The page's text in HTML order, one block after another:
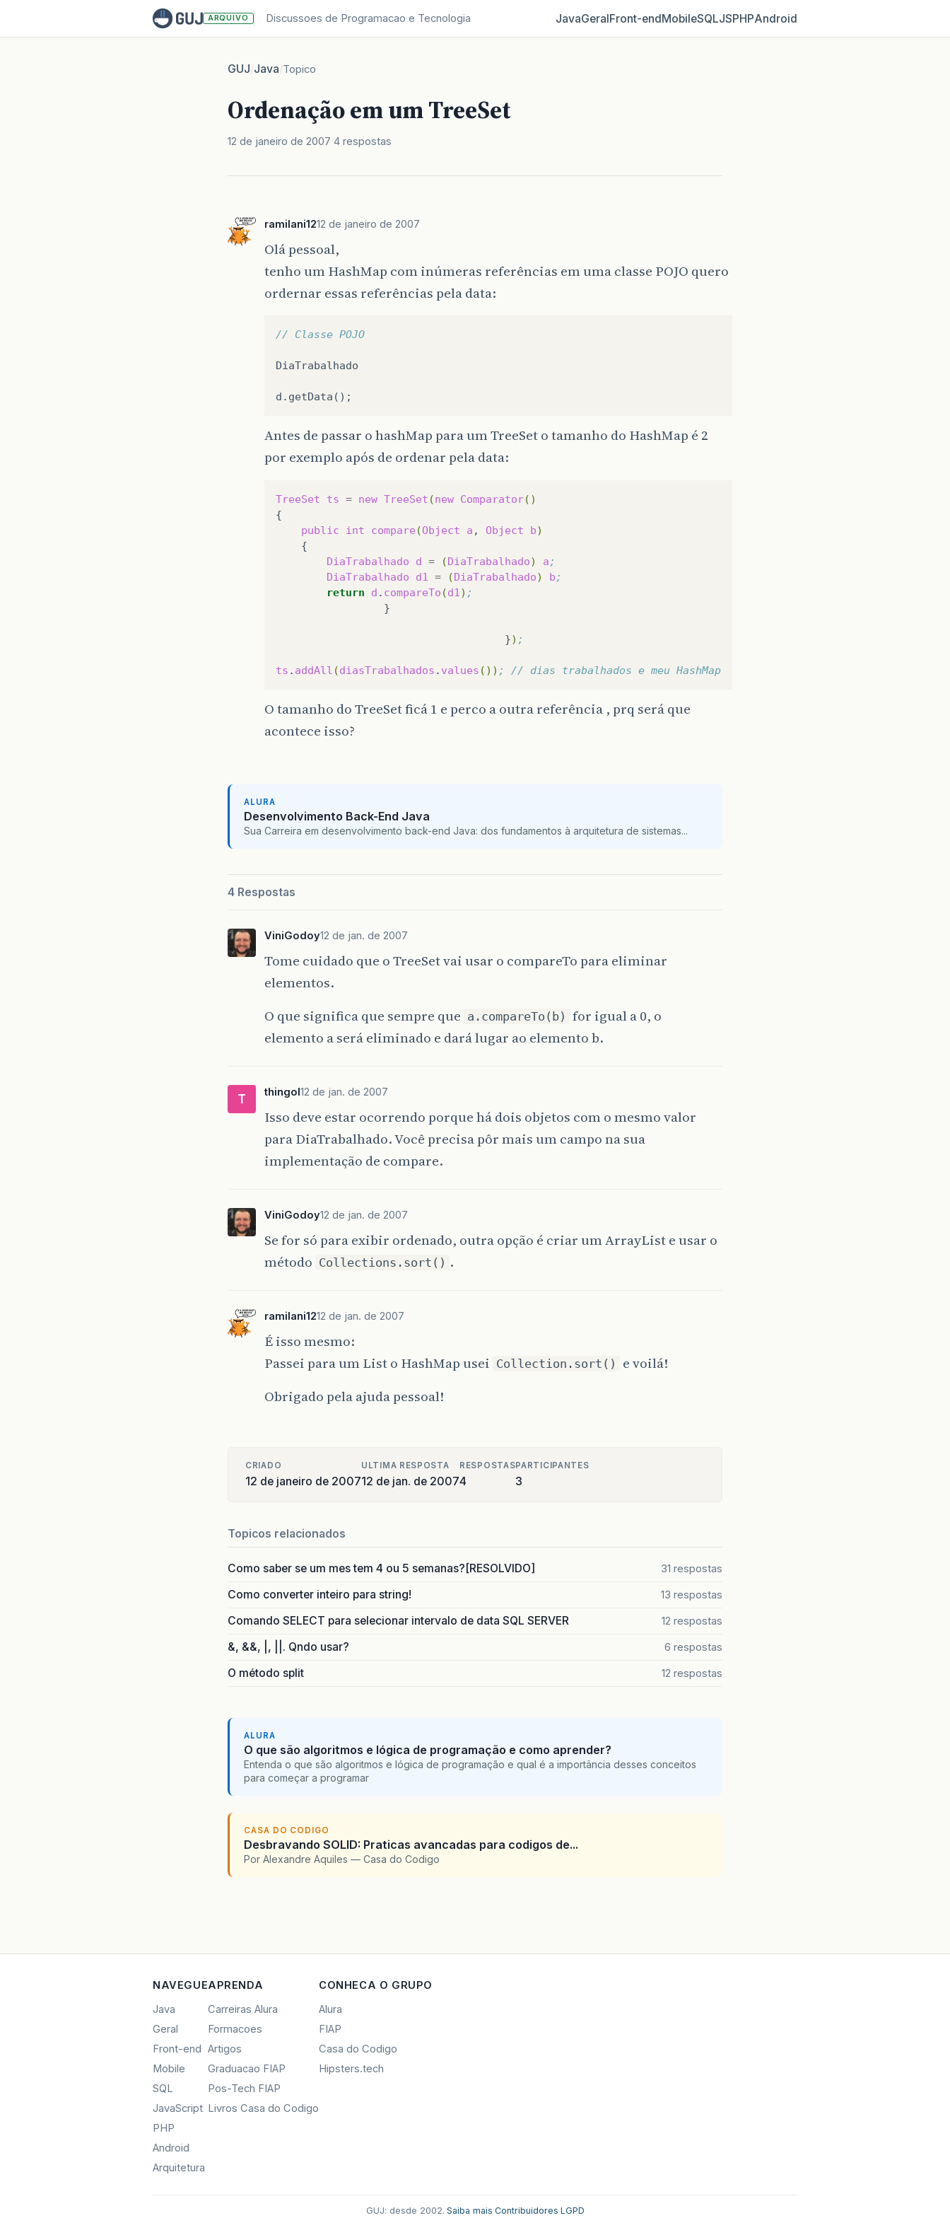
ARQUIVO Discussoes de Programacao e Tecnologia JavaGeralFront‑endMobileSQLJSPHPAndroid
GUJ/Java/Topico
Ordenação em um TreeSet
12 de janeiro de 2007 4 respostas
ramilani1212 de janeiro de 2007
Olá pessoal,
tenho um HashMap com inúmeras referências em uma classe POJO quero
ordernar essas referências pela data:
// Classe POJO
DiaTrabalhado
d . getData ();
Antes de passar o hashMap para um TreeSet o tamanho do HashMap é 2
por exemplo após de ordenar pela data:
TreeSet ts = new TreeSet (new Comparator()
public
int compare (Object a , Object b)
DiaTrabalhado
d = (DiaTrabalhado) a;
DiaTrabalhado
d1 = (DiaTrabalhado) b;
return
d . compareTo (d1 ) ;
}
}) ;
ts . addAll (diasTrabalhados . values ()) ; // dias trabalhados e meu HashMap
O tamanho do TreeSet ficá 1 e perco a outra referência , prq será que
acontece isso?
ALURA
Desenvolvimento Back-End Java
Sua Carreira em desenvolvimento back-end Java: dos fundamentos à arquitetura de sistemas...
4 Respostas
ViniGodoy12 de jan. de 2007
Tome cuidado que o TreeSet vai usar o compareTo para eliminar
elementos.
O que significa que sempre que a.compareTo(b) for igual a 0, o
elemento a será eliminado e dará lugar ao elemento b.
T thingol12 de jan. de 2007
Isso deve estar ocorrendo porque há dois objetos com o mesmo valor
para DiaTrabalhado. Você precisa pôr mais um campo na sua
implementação de compare.
ViniGodoy12 de jan. de 2007
Se for só para exibir ordenado, outra opção é criar um ArrayList e usar o
método Collections.sort() .
ramilani1212 de jan. de 2007
É isso mesmo:
Passei para um List o HashMap usei Collection.sort()
e voilá!
Obrigado pela ajuda pessoal!
CRIADO
12 de janeiro de 2007
ULTIMA RESPOSTA
12 de jan. de 2007
RESPOSTAS
4
PARTICIPANTES
3
Topicos relacionados
Como saber se um mes tem 4 ou 5 semanas?[RESOLVIDO] 31 respostas
Como converter inteiro para string! 13 respostas
Comando SELECT para selecionar intervalo de data SQL SERVER 12 respostas
&, &&, |, ||. Qndo usar? 6 respostas
O método split 12 respostas
ALURA
O que são algoritmos e lógica de programação e como aprender?
Entenda o que são algoritmos e lógica de programação e qual é a importância desses conceitos
para começar a programar
CASA DO CODIGO
Desbravando SOLID: Praticas avancadas para codigos de...
Por Alexandre Aquiles — Casa do Codigo
NAVEGUE
Java
Geral
Front-end
Mobile
SQL
JavaScript
PHP
Android
Arquitetura
APRENDA
Carreiras Alura
Formacoes
Artigos
Graduacao FIAP
Pos-Tech FIAP
Livros Casa do Codigo
CONHECA O GRUPO
Alura
FIAP
Casa do Codigo
Hipsters.tech
GUJ: desde 2002.·Saiba mais·Contribuidores·LGPD